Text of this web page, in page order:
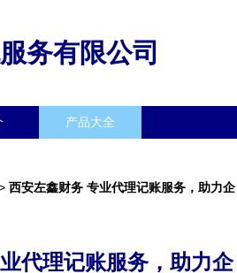
务有限公司
产品大全
西安左鑫财务 专业代理记账服务，助力企
代理记账服务，助力企